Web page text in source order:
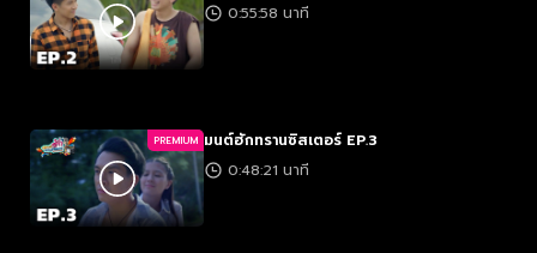
0:55:58 นาที
PREMIUM มนต์ฮักทรานซิสเตอร์ EP.3
0:48:21 นาที